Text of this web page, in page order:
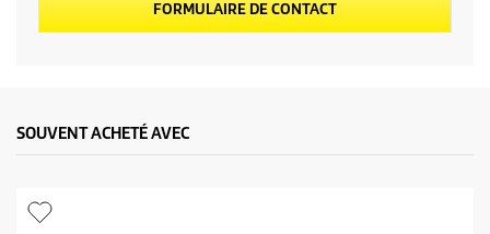
FORMULAIRE DE CONTACT
SOUVENT ACHETÉ AVEC